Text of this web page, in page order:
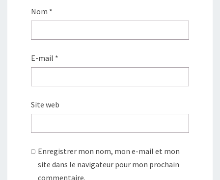
Nom *
E-mail *
Site web
Enregistrer mon nom, mon e-mail et mon
site dans le navigateur pour mon prochain
commentaire.